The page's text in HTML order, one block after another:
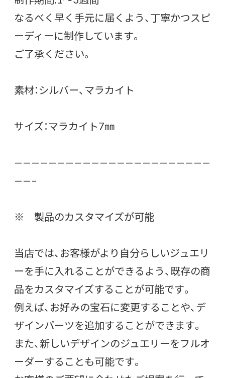
なるべく早く手元に届くよう、丁寧かつスピ
ーディーに制作しています。
ご了承ください。
素材：シルバー、マラカイト
サイズ：マラカイト7㎜
———————————————————————
——–
※ 製品のカスタマイズが可能
当店では、お客様がより自分らしいジュエリ
ーを手に入れることができるよう、既存の商
品をカスタマイズすることが可能です。
例えば、お好みの宝石に変更することや、デ
ザインパーツを追加することができます。
また、新しいデザインのジュエリーをフルオ
ーダーすることも可能です。